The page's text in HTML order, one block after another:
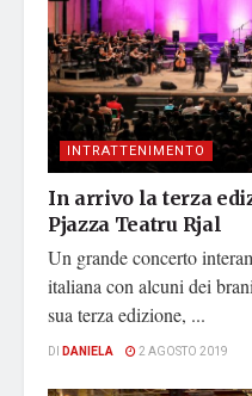
INTRATTENIMENTO
In arrivo la terza
Pjazza Teatru Rjal
Un grande concerto
italiana con alcuni dei
sua terza edizione, ...
DI DANIELA 2 AGOSTO 2019